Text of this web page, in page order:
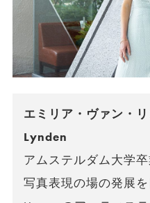
エミリア・ヴァン・
Lynden
アムステルダム大学
写真表現の場の発展